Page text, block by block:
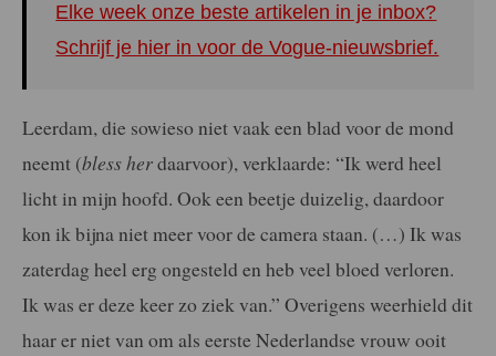
Elke week onze beste artikelen in je inbox?
Schrijf je hier in voor de Vogue-nieuwsbrief.
Leerdam, die sowieso niet vaak een blad voor de mond
neemt (bless herdaarvoor), verklaarde: “Ik werd heel
licht in mijn hoofd. Ook een beetje duizelig, daardoor
kon ik bijna niet meer voor de camera staan. (…) Ik was
zaterdag heel erg ongesteld en heb veel bloed verloren.
Ik was er deze keer zo ziek van.” Overigens weerhield dit
haar er niet van om als eerste Nederlandse vrouw ooit